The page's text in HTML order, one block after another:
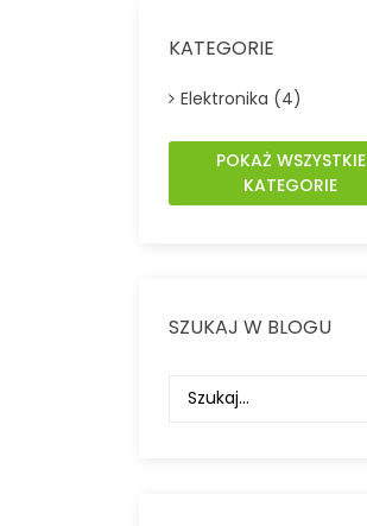
KATEGORIE
Elektronika (4)
POKAŻ WSZYSTKIE
KATEGORIE
SZUKAJ W BLOGU